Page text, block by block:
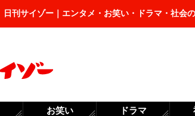
日刊サイゾー｜エンタメ・お笑い・ドラマ・社会
お笑い ドラマ